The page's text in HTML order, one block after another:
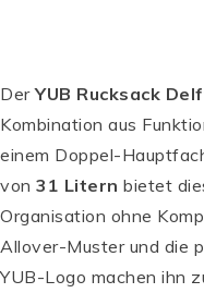
DerYUB Rucksack
Kombination aus
einem Doppel-
von 31 Litern bietet
Organisation ohne
Allover-Muster und die
YUB-Logo machen ihn